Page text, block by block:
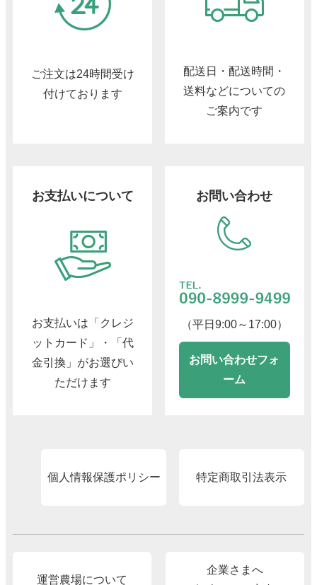
ご注文は24時間受け
付けております
配送日・配送時間・
送料などについての
ご案内です
お支払いについて
お支払いは「クレジ
ットカード」・「代
金引換」がお選びい
ただけます
お問い合わせ
（平日9:00～17:00）
お問い合わせフォ
ーム
個人情報保護ポリシー 特定商取引法表示
運営農場について
企業さまへ